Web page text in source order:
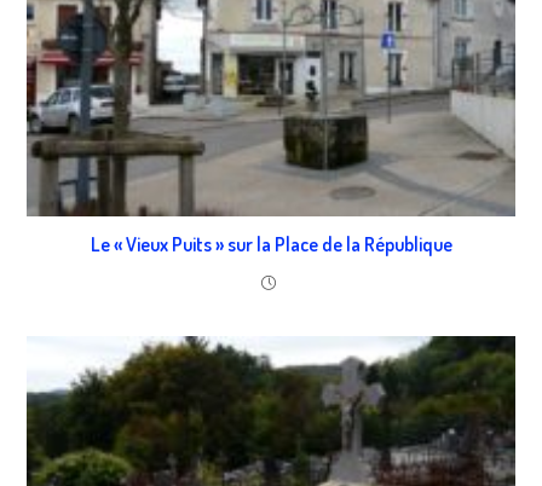
Le « Vieux Puits » sur la Place de la République